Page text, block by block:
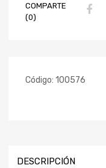
COMPARTE
(0)
Código: 100576
DESCRIPCIÓN